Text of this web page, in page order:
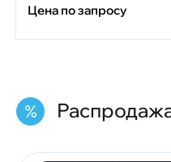
Цена по запросу